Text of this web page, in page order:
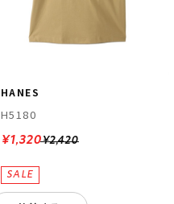
HANES
H5180
¥2,420
¥1,320